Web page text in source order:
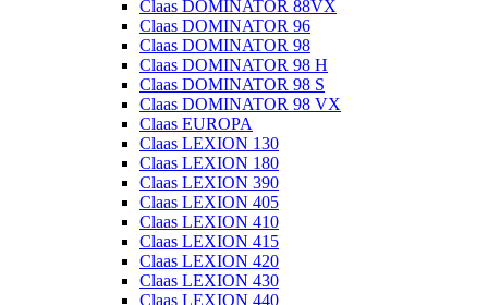
Claas DOMINATOR 88VX
Claas DOMINATOR 96
Claas DOMINATOR 98
Claas DOMINATOR 98 H
Claas DOMINATOR 98 S
Claas DOMINATOR 98 VX
Claas EUROPA
Claas LEXION 130
Claas LEXION 180
Claas LEXION 390
Claas LEXION 405
Claas LEXION 410
Claas LEXION 415
Claas LEXION 420
Claas LEXION 430
Claas LEXION 440